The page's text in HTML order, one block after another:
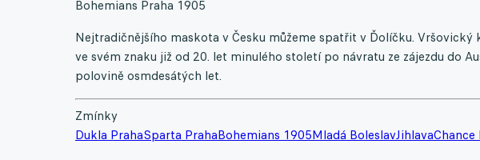
Bohemians Praha 1905
Nejtradičnějšího maskota v Česku můžeme spatřit v Ďolíčku.
ve svém znaku již od 20. let minulého století po návratu ze zájezdu do
polovině osmdesátých let.
Zmínky
Dukla PrahaSparta PrahaBohemians 1905Mladá BoleslavJihlavaChance